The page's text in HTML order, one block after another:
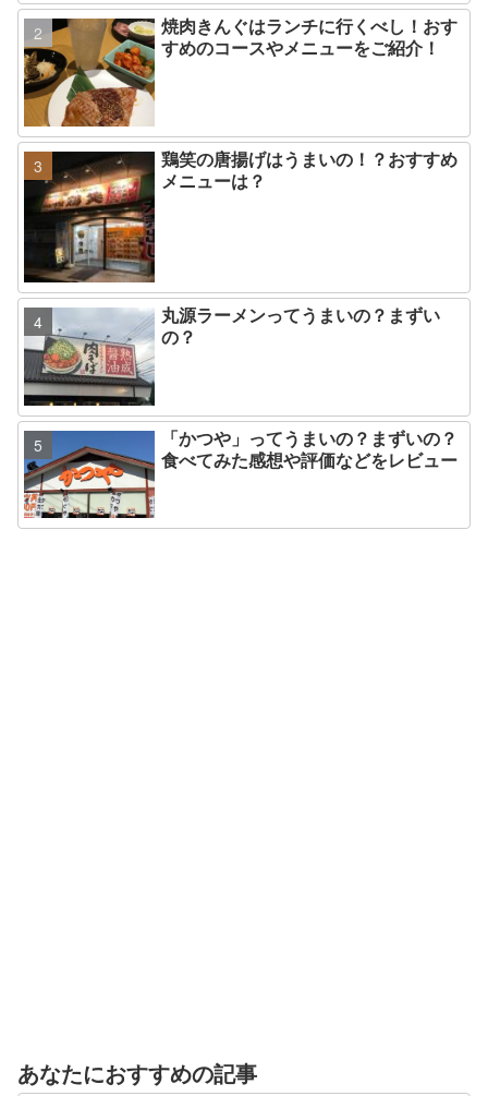
焼肉きんぐはランチに行くべし！おす
すめのコースやメニューをご紹介！
鶏笑の唐揚げはうまいの！？おすすめ
メニューは？
丸源ラーメンってうまいの？まずい
の？
「かつや」ってうまいの？まずいの？
食べてみた感想や評価などをレビュー
あなたにおすすめの記事